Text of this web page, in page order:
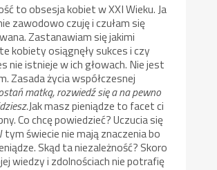
to obsesja kobiet w XXI Wieku. Ja
zawodowo czuję i czułam się
Zastanawiam się jakimi
kobiety osiągnęły sukces i czy
nie istnieje w ich głowach. Nie jest
Zasada życia współczesnej
matką, rozwiedź się a na pewno
Jak masz pieniądze to facet ci
Co chcę powiedzieć? Uczucia się
tym świecie nie mają znaczenia bo
Skąd ta niezależność? Skoro
wiedzy i zdolnościach nie potrafię